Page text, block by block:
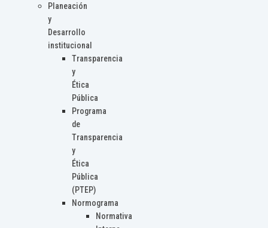
Planeación
y
Desarrollo
institucional
Transparencia
y
Ética
Pública
Programa
de
Transparencia
y
Ética
Pública
(PTEP)
Normograma
Normativa